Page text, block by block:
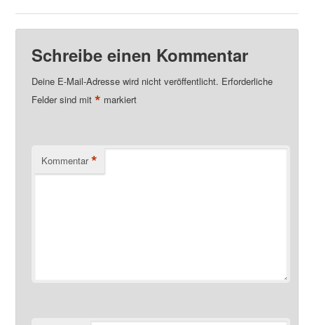
Schreibe einen Kommentar
Deine E-Mail-Adresse wird nicht veröffentlicht. Erforderliche
Felder sind mit * markiert
Kommentar *